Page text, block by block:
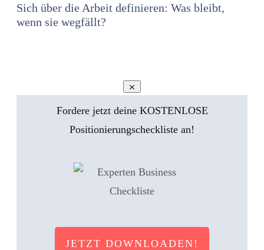
Sich über die Arbeit definieren: Was bleibt,
wenn sie wegfällt?
Fordere jetzt deine KOSTENLOSE
Positionierungscheckliste an!
JETZT DOWNLOADEN!